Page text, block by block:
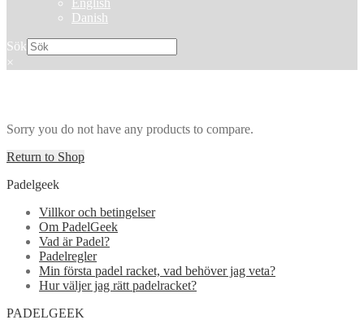
Danish
Sök
×
Sorry you do not have any products to compare.
Return to Shop
Padelgeek
Villkor och betingelser
Om PadelGeek
Vad är Padel?
Padelregler
Min första padel racket, vad behöver jag veta?
Hur väljer jag rätt padelracket?
PADELGEEK